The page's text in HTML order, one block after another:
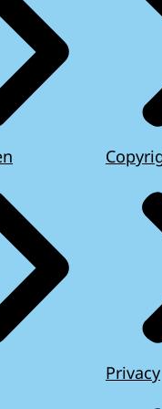
Privacy